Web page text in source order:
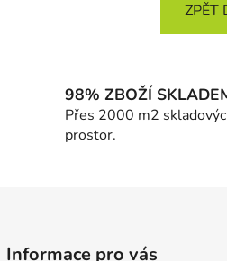
ZPĚT
98% ZBOŽÍ
Přes 2000 m2
prostor.
Informace pro vás